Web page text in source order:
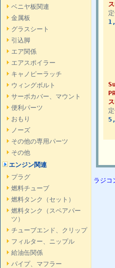
ベニヤ板関連
金属板
グラスシート
引込脚
エア関係
エアスポイラー
キャノピーラッチ
ウィングボルト
サーボカバー、マウント
便利パーツ
おもり
ノーズ
その他の専用パーツ
その他
エンジン関連
プラグ
燃料チューブ
燃料タンク（セット）
燃料タンク（スペアパー
ツ）
チューブエンド、クリップ
フィルター、ニップル
給油缶関係
パイプ、マフラー
ラジコ